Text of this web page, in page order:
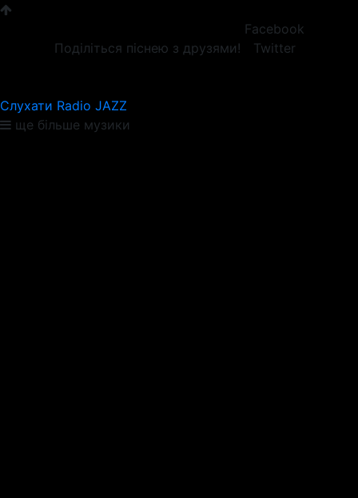
Поділіться піснею з друзями!
Facebook
Twitter
Слухати Radio JAZZ
ще більше музики